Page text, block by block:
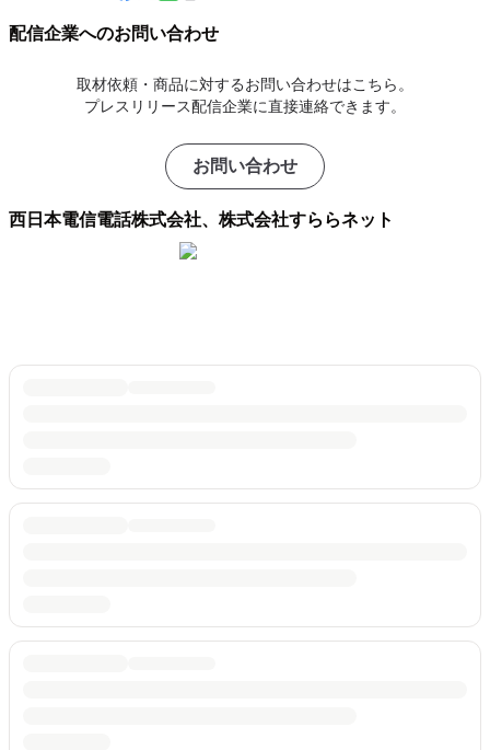
配信企業へのお問い合わせ
取材依頼・商品に対するお問い合わせはこちら。
プレスリリース配信企業に直接連絡できます。
お問い合わせ
西日本電信電話株式会社、株式会社すららネット